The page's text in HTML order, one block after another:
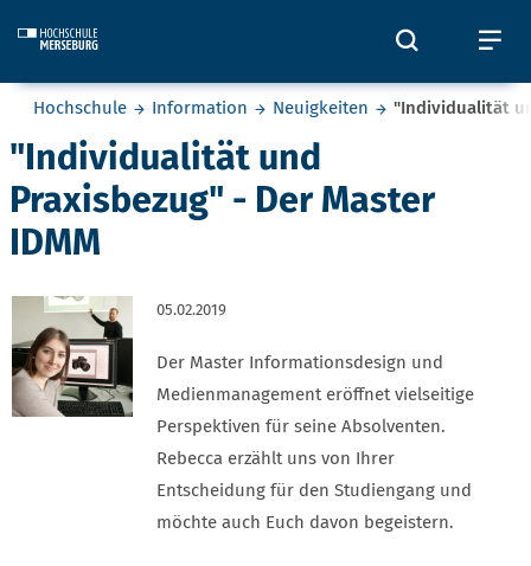
Öffnet
Sie befinden sich hier:
Hochschule Information Neuigkeiten "Individualität
"Individualität und
Praxisbezug" - Der Master
IDMM
05.02.2019
Der Master Informationsdesign und
Medienmanagement eröffnet vielseitige
Perspektiven für seine Absolventen.
Rebecca erzählt uns von Ihrer
Entscheidung für den Studiengang und
möchte auch Euch davon begeistern.